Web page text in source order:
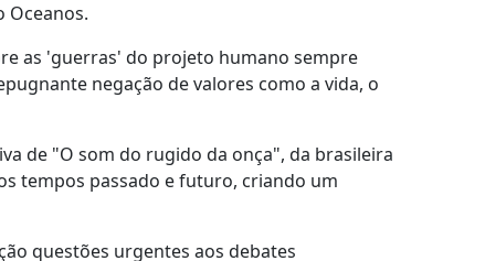
Oceanos.
as 'guerras' do projeto humano sempre
negação de valores como a vida, o
de "O som do rugido da onça", da brasileira
tempos passado e futuro, criando um
questões urgentes aos debates